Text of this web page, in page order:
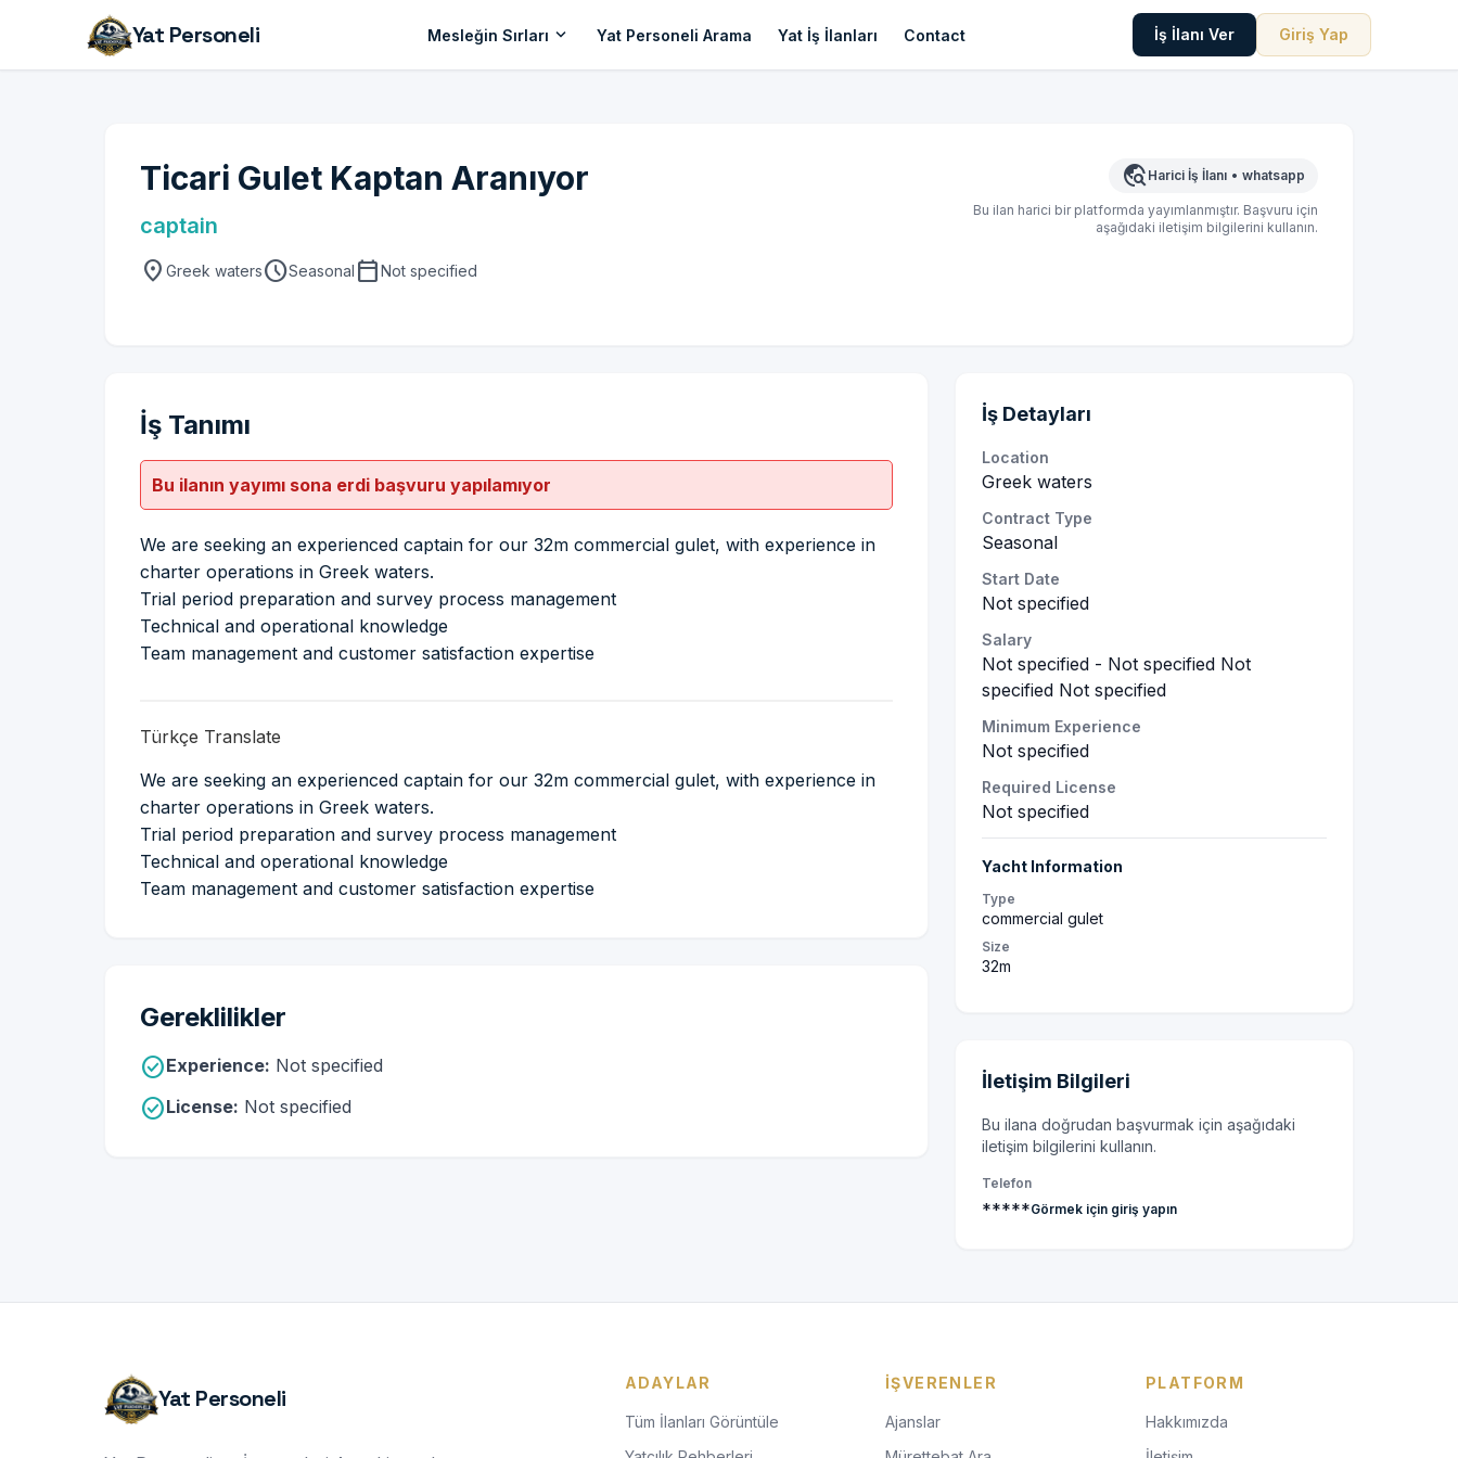
Yat Personeli Mesleğin Sırları expand_more Yat Personeli Arama Yat İş İlanları Contact İş İlanı Ver Giriş Yap
Ticari Gulet Kaptan Aranıyor
captain
location_on Greek watersscheduleSeasonal calendar_todayNot specified
travel_explore Harici İş İlanı • whatsapp
Bu ilan harici bir platformda yayımlanmıştır. Başvuru için
aşağıdaki iletişim bilgilerini kullanın.
İş Tanımı
Bu ilanın yayımı sona erdi başvuru yapılamıyor
We are seeking an experienced captain for our 32m commercial gulet, with experience in
charter operations in Greek waters.
Trial period preparation and survey process management
Technical and operational knowledge
Team management and customer satisfaction expertise
Türkçe Translate
We are seeking an experienced captain for our 32m commercial gulet, with experience in
charter operations in Greek waters.
Trial period preparation and survey process management
Technical and operational knowledge
Team management and customer satisfaction expertise
Gereklilikler
check_circleExperience: Not specified
check_circleLicense: Not specified
İş Detayları
Location
Greek waters
Contract Type
Seasonal
Start Date
Not specified
Salary
Not specified - Not specified Not
specified Not specified
Minimum Experience
Not specified
Required License
Not specified
Yacht Information
Type
commercial gulet
Size
32m
İletişim Bilgileri
Bu ilana doğrudan başvurmak için aşağıdaki
iletişim bilgilerini kullanın.
Telefon
*****Görmek için giriş yapın
Yat Personeli
ADAYLAR
Tüm İlanları Görüntüle
İŞVERENLER
Ajanslar
PLATFORM
Hakkımızda